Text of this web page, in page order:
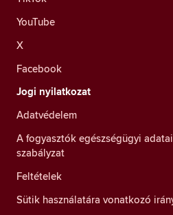
YouTube
X
Facebook
Jogi nyilatkozat
Adatvédelem
A fogyasztók egészségügyi
szabályzat
Feltételek
Sütik használatára vonatkozó